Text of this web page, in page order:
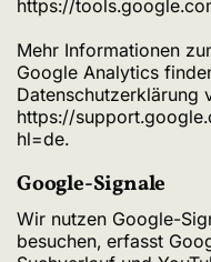
https://
Mehr Informationen
Google Analytics
Datenschutzerklärung
https://
hl=de.
Google-Signale
Wir nutzen Google-
besuchen, erfasst